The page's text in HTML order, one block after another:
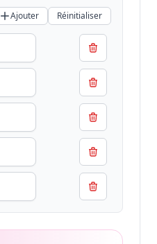
Ajouter Réinitialiser